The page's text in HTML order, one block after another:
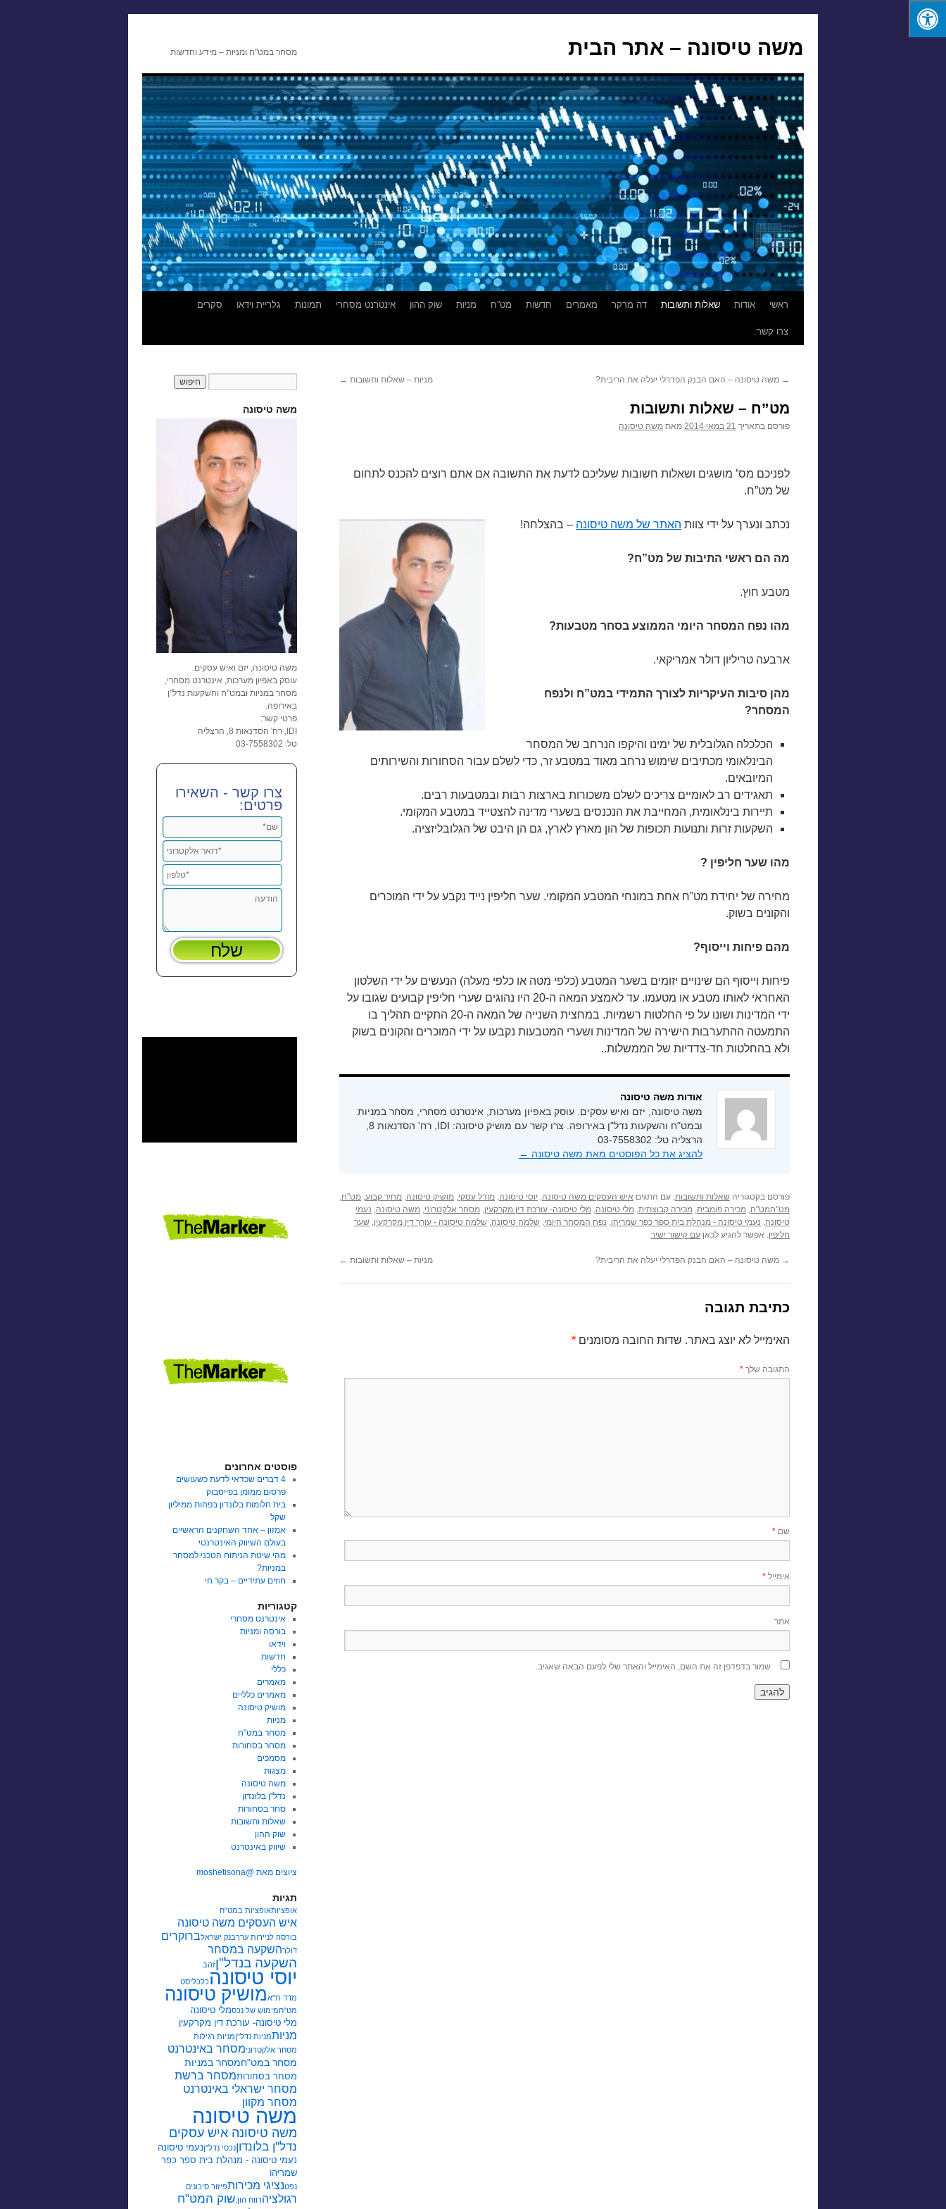
משה טיסונה – אתר הבית מסחר במט"ח ומניות – מידע וחדשות
לדלג
לתוכן
ראשי אודות שאלות ותשובות דה מרקר מאמרים חדשות מט”ח מניות שוק ההון אינטרנט מסחרי תמונות גלריית וידאו סקרים
צרו קשר:
→ משה טיסונה – האם הבנק הפדרלי יעלה את הריבית? מניות – שאלות ותשובות ←
מט”ח – שאלות ותשובות
פורסם בתאריך 21 במאי 2014 מאת משה טיסונה
לפניכם מס’ מושגים ושאלות חשובות שעליכם לדעת את התשובה אם אתם רוצים להכנס לתחום
של מט”ח.
נכתב ונערך על ידי צוות האתר של משה טיסונה – בהצלחה!
מה הם ראשי התיבות של מט”ח?
מטבע חוץ.
מהו נפח המסחר היומי הממוצע בסחר מטבעות?
ארבעה טריליון דולר אמריקאי.
מהן סיבות העיקריות לצורך התמידי במט”ח ולנפח
המסחר?
הכלכלה הגלובלית של ימינו והיקפו הנרחב של המסחר
הבינלאומי מכתיבים שימוש נרחב מאוד במטבע זר, כדי לשלם עבור הסחורות והשירותים
המיובאים.
תאגידים רב לאומיים צריכים לשלם משכורות בארצות רבות ובמטבעות רבים.
תיירות בינלאומית, המחייבת את הנכנסים בשערי מדינה להצטייד במטבע המקומי.
השקעות זרות ותנועות תכופות של הון מארץ לארץ, גם הן היבט של הגלובליזציה.
מהו שער חליפין ?
מחירה של יחידת מט”ח אחת במונחי המטבע המקומי. שער חליפין נייד נקבע על ידי המוכרים
והקונים בשוק.
מהם פיחות וייסוף?
פיחות וייסוף הם שינויים יזומים בשער המטבע (כלפי מטה או כלפי מעלה) הנעשים על ידי השלטון
האחראי לאותו מטבע או מטעמו. עד לאמצע המאה ה-20 היו נהוגים שערי חליפין קבועים שגובו על
ידי המדינות ושונו על פי החלטות רשמיות. במחצית השנייה של המאה ה-20 התקיים תהליך בו
התמעטה ההתערבות הישירה של המדינות ושערי המטבעות נקבעו על ידי המוכרים והקונים בשוק
ולא בהחלטות חד-צדדיות של הממשלות..
אודות משה טיסונה
משה טיסונה, יזם ואיש עסקים. עוסק באפיון מערכות, אינטרנט מסחרי, מסחר במניות
הרצליה טל: 03-7558302
להציג את כל הפוסטים מאת משה טיסונה‏ ←
פורסם בקטגוריה שאלות ותשובות, עם התגים איש העסקים משה טיסונה, יוסי טיסונה, מודל עסקי, מושיק טיסונה, מחיר קבוע, מט"ח,
מט"חמט"ח, מכירה פומבית, מכירה קבוצתית, מלי טיסונה, מלי טיסונה- עורכת דין מקרקעין, מסחר אלקטרוני, משה טיסונה, נעמי
טיסונה, נעמי טיסונה - מנהלת בית ספר כפר שמריהו, נפח המסחר היומי, שלמה טיסונה, שלמה טיסונה - עורך דין מקרקעין, שער
חליפין. אפשר להגיע לכאן עם קישור ישיר.
→ משה טיסונה – האם הבנק הפדרלי יעלה את הריבית? מניות – שאלות ותשובות ←
כתיבת תגובה
האימייל לא יוצג באתר. שדות החובה מסומנים *
התגובה שלך *
שם *
אימייל *
אתר
שמור בדפדפן זה את השם, האימייל והאתר שלי לפעם הבאה שאגיב.
משה טיסונה
משה טיסונה, יזם ואיש עסקים.
עוסק באפיון מערכות, אינטרנט מסחרי,
מסחר במניות ובמט"ח והשקעות נדל"ן
באירופה.
פרטי קשר:
IDI, רח' הסדנאות 8, הרצליה
טל: 03-7558302
צרו קשר - השאירו
פרטים:
פוסטים אחרונים
4 דברים שכדאי לדעת כשעושים
פרסום ממומן בפייסבוק
בית חלומות בלונדון בפחות ממיליון
שקל
אמזון – אחד השחקנים הראשיים
בעולם השיווק האינטרנטי
מהי שיטת הניתוח הטכני למסחר
במניות?
חוזים עתידיים – בקר חי
קטגוריות
אינטרנט מסחרי
בורסה ומניות
וידאו
חדשות
כללי
מאמרים
מאמרים כלליים
מושיק טיסונה
מניות
מסחר במט"ח
מסחר בסחורות
מסמכים
מצגות
משה טיסונה
נדל"ן בלונדון
סחר בסחורות
שאלות ותשובות
שוק ההון
שיווק באינטרנט
ציוצים מאת @moshetisona
תגיות
אופציותאופציות במט"ח
איש העסקים משה טיסונה
בורסה לניירות ערךבנק ישראלברוקרים
דולרהשקעה במסחר
השקעה בנדל"ןזהב
יוסי טיסונהכלכליסט
מדד ת"אמושיק טיסונה
מט"חמימוש של נכסמלי טיסונה
מלי טיסונה- עורכת דין מקרקעין
מניותמניות נדל"ןמניות רגילות
מסחר אלקטרונימסחר באינטרנט
מסחר במט"חמסחר במניות
מסחר בסחורותמסחר ברשת
מסחר ישראלי באינטרנט
מסחר מקוון
משה טיסונה
משה טיסונה איש עסקים
נדל"ן בלונדוןנכסי נדל"ןנעמי טיסונה
נעמי טיסונה - מנהלת בית ספר כפר
שמריהו
נפטנציגי מכירותפיזור סיכונים
רגולציהרווח הון. שוק המט"ח